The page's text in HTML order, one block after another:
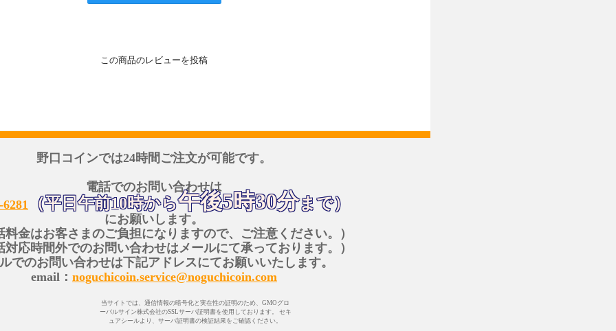
この商品のレビューを投稿
野口コインでは24時間ご注文が可能です。
電話でのお問い合わせは
（平日午前10時から午後5時30分まで）
にお願いします。
料金はお客さまのご負担になりますので、ご注意ください。）
対応時間外でのお問い合わせはメールにて承っております。）
でのお問い合わせは下記アドレスにてお願いいたします。
email： noguchicoin.service@noguchicoin.com
当サイトでは、通信情報の暗号化と実在性の証明のため、GMOグロ
ーバルサイン株式会社のSSLサーバ証明書を使用しております。 セキ
ュアシールより、サーバ証明書の検証結果をご確認ください。